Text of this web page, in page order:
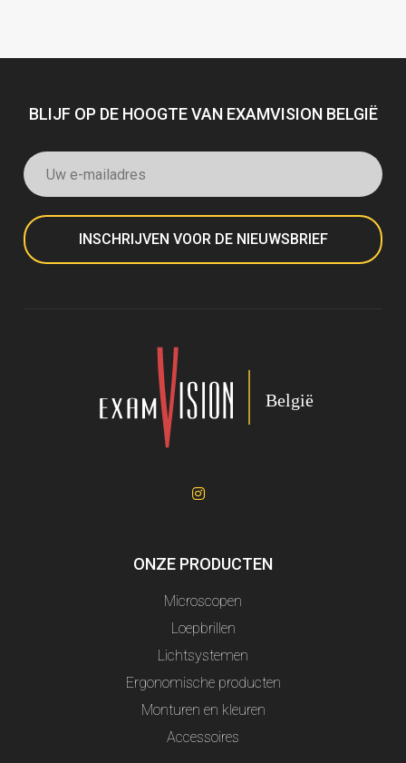
BLIJF OP DE HOOGTE VAN EXAMVISION BELGIË
ONZE PRODUCTEN
Microscopen
Loepbrillen
Lichtsystemen
Ergonomische producten
Monturen en kleuren
Accessoires